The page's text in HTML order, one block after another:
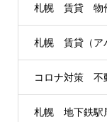
札幌 賃貸 物
札幌 賃貸（ア
コロナ対策
札幌 地下鉄駅